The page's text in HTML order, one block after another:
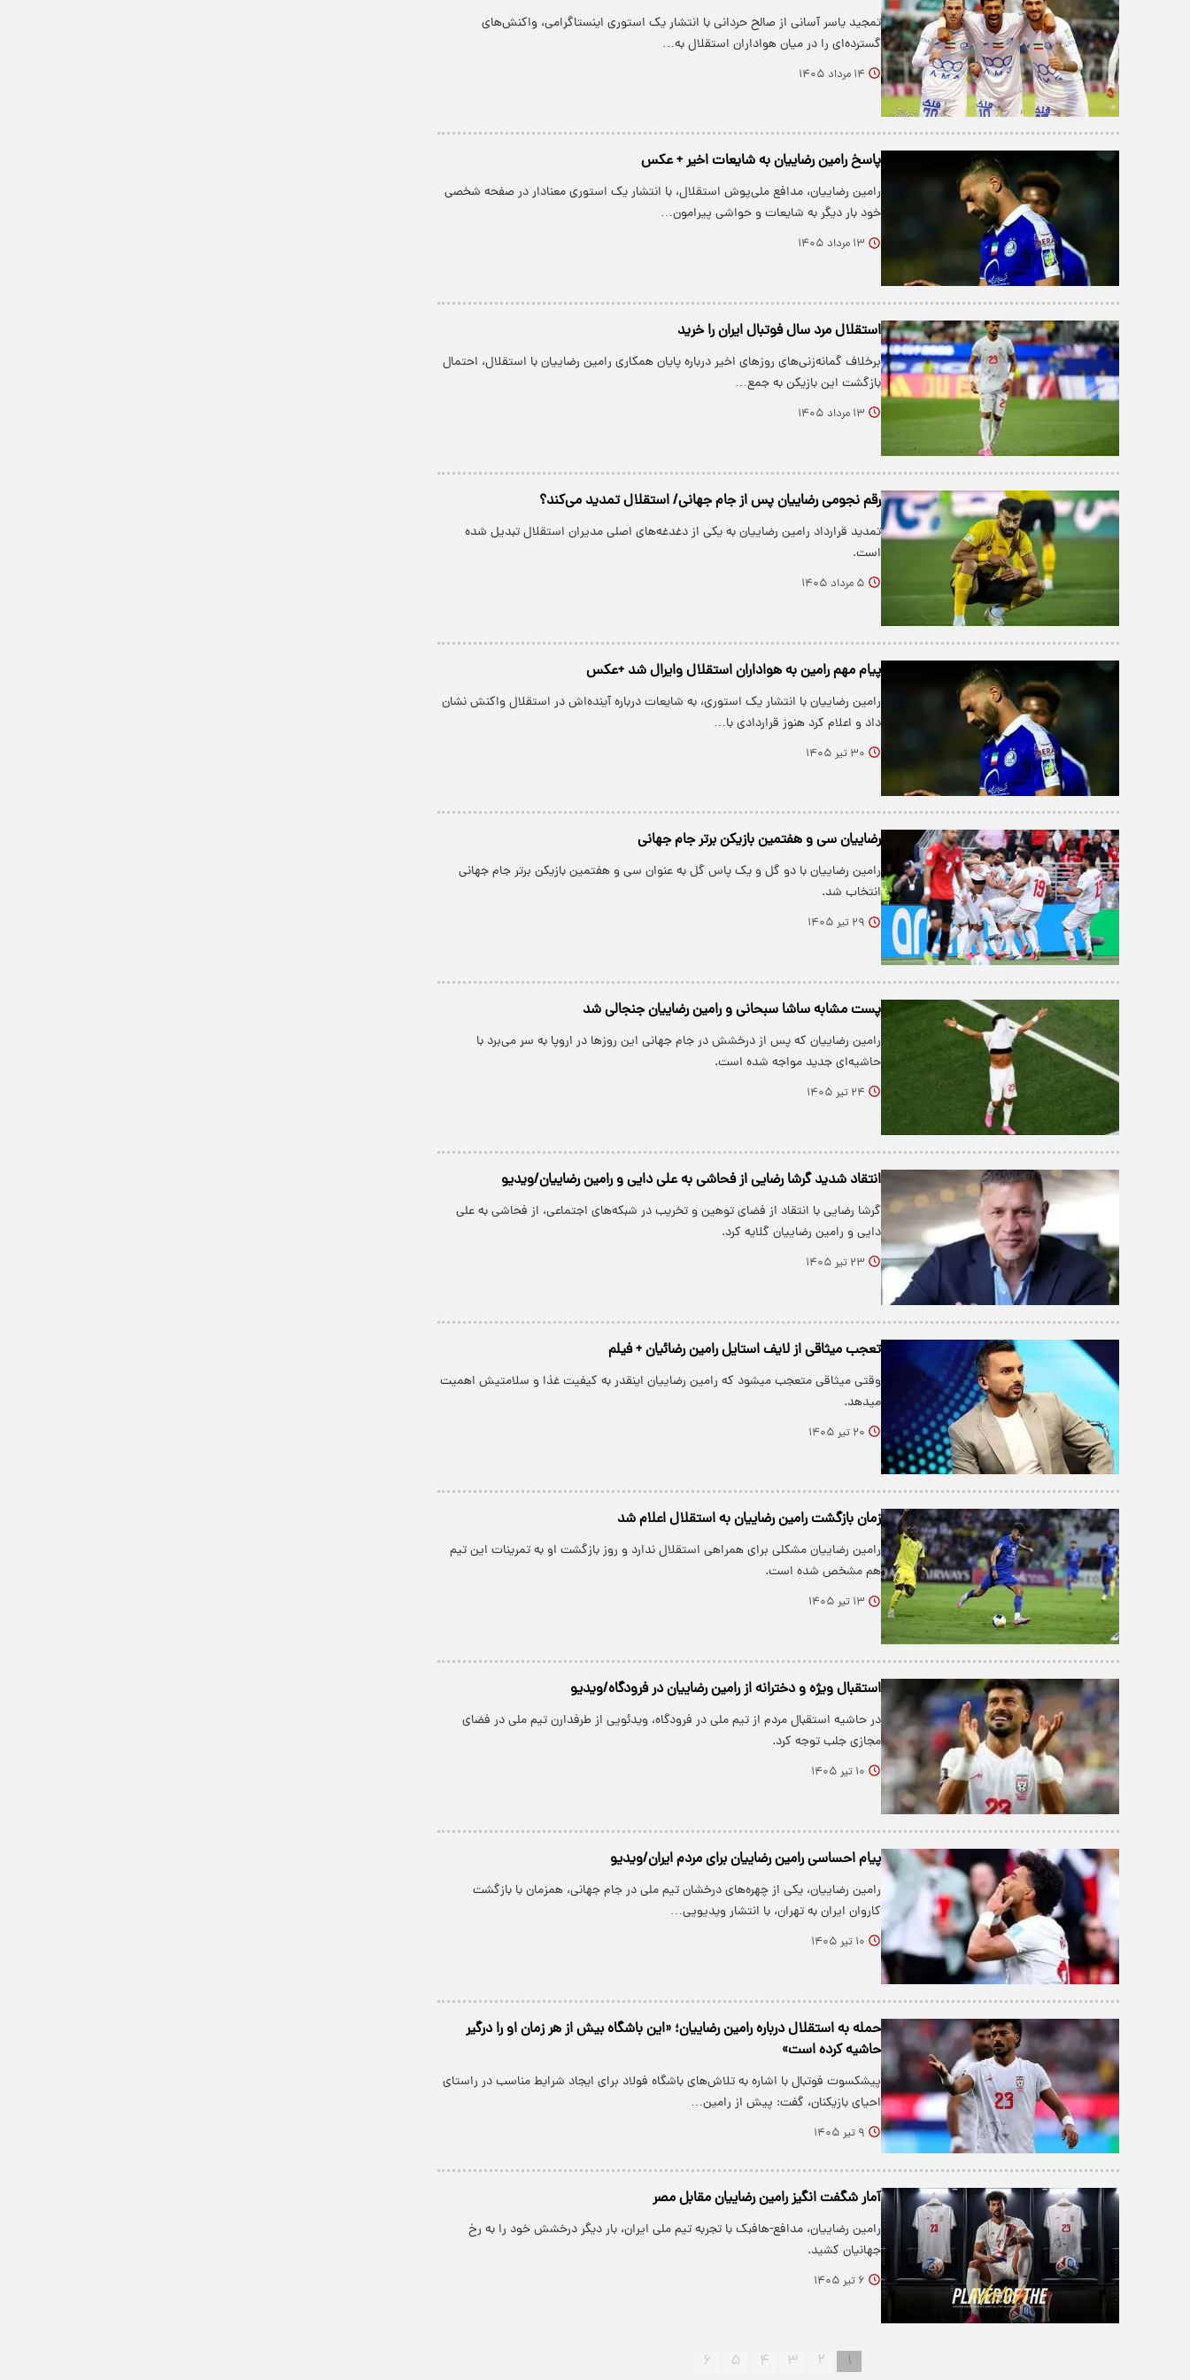
تمجید یاسر آسانی از صالح حردانی با انتشار یک استوری اینستاگرامی، واکنش‌های
گسترده‌ای را در میان هواداران استقلال به…
۱۴ مرداد ۱۴۰۵
پاسخ رامین رضاییان به شایعات اخیر + عکس
رامین رضاییان، مدافع ملی‌پوش استقلال، با انتشار یک استوری معنادار در صفحه شخصی
خود بار دیگر به شایعات و حواشی پیرامون…
۱۳ مرداد ۱۴۰۵
استقلال مرد سال فوتبال ایران را خرید
برخلاف گمانه‌زنی‌های روزهای اخیر درباره پایان همکاری رامین رضاییان با استقلال، احتمال
بازگشت این بازیکن به جمع…
۱۳ مرداد ۱۴۰۵
رقم نجومی رضاییان پس از جام جهانی/ استقلال تمدید می‌کند؟
تمدید قرارداد رامین رضاییان به یکی از دغدغه‌های اصلی مدیران استقلال تبدیل شده
است.
۵ مرداد ۱۴۰۵
پیام مهم رامین به هواداران استقلال وایرال شد +عکس
رامین رضاییان با انتشار یک استوری، به شایعات درباره آینده‌اش در استقلال واکنش نشان
داد و اعلام کرد هنوز قراردادی با…
۳۰ تیر ۱۴۰۵
رضاییان سی‌ و هفتمین بازیکن برتر جام جهانی
رامین رضاییان با دو گل و یک پاس گل به عنوان سی‌ و هفتمین بازیکن برتر جام جهانی
انتخاب شد.
۲۹ تیر ۱۴۰۵
پست مشابه ساشا سبحانی و رامین رضاییان جنجالی شد
رامین رضاییان که پس از درخشش در جام جهانی این روزها در اروپا به سر می‌برد با
حاشیه‌ای جدید مواجه شده است.
۲۴ تیر ۱۴۰۵
انتقاد شدید گرشا رضایی از فحاشی به علی دایی و رامین رضاییان/ویدیو
گرشا رضایی با انتقاد از فضای توهین و تخریب در شبکه‌های اجتماعی، از فحاشی به علی
دایی و رامین رضاییان گلایه کرد.
۲۳ تیر ۱۴۰۵
تعجب میثاقی از لایف استایل رامین رضائیان + فیلم
وقتی میثاقی متعجب میشود که رامین رضاییان اینقدر به کیفیت غذا و سلامتیش اهمیت
میدهد.
۲۰ تیر ۱۴۰۵
زمان بازگشت رامین رضاییان به استقلال اعلام شد
رامین رضاییان مشکلی برای همراهی استقلال ندارد و روز بازگشت او به تمرینات این تیم
هم مشخص شده است.
۱۳ تیر ۱۴۰۵
استقبال ویژه و دخترانه از رامین رضاییان در فرودگاه/ویدیو
در حاشیه استقبال مردم از تیم ملی در فرودگاه، ویدئویی از طرفدارن تیم ملی در فضای
مجازی جلب توجه کرد.
۱۰ تیر ۱۴۰۵
پیام احساسی رامین رضاییان برای مردم ایران/ویدیو
رامین رضاییان، یکی از چهره‌های درخشان تیم ملی در جام جهانی، همزمان با بازگشت
کاروان ایران به تهران، با انتشار ویدیویی…
۱۰ تیر ۱۴۰۵
حمله به استقلال درباره رامین رضاییان؛ «این باشگاه بیش از هر زمان او را درگیر
حاشیه کرده است»
پیشکسوت فوتبال با اشاره به تلاش‌های باشگاه فولاد برای ایجاد شرایط مناسب در راستای
احیای بازیکنان، گفت: پیش از رامین…
۹ تیر ۱۴۰۵
آمار شگفت انگیز رامین رضاییان مقابل مصر
رامین رضاییان، مدافع-هافبک با تجربه تیم ملی ایران، بار دیگر درخشش خود را به رخ
جهانیان کشید.
۶ تیر ۱۴۰۵
۱ ۲ ۳ ۴ ۵ ۶